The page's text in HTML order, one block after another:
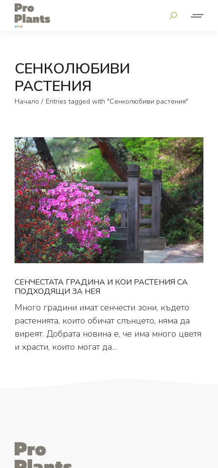
СЕНКОЛЮБИВИ
РАСТЕНИЯ
You are here:
Начало Entries tagged with "Сенколюбиви растения"
СЕНЧЕСТАТА ГРАДИНА И КОИ РАСТЕНИЯ СА
ПОДХОДЯЩИ ЗА НЕЯ
Много градини имат сенчести зони, където
растенията, които обичат слънцето, няма да
виреят. Добрата новина е, че има много цветя
и храсти, които могат да…